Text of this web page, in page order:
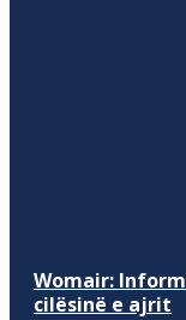
Womair:
cilësinë e ajrit